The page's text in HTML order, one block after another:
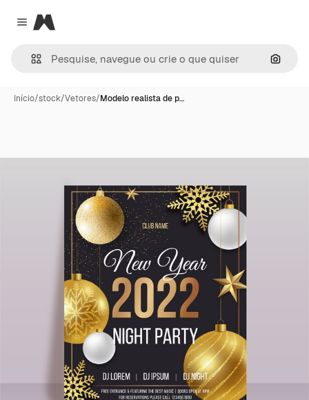
Close menu
Magnific
Início/stock/Vetores/Modelo realista de p…